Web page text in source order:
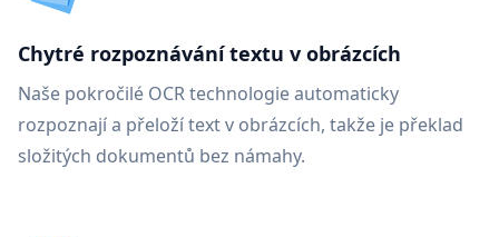
Chytré rozpoznávání textu v obrázcích
Naše pokročilé OCR technologie automaticky
rozpoznají a přeloží text v obrázcích, takže je překlad
složitých dokumentů bez námahy.